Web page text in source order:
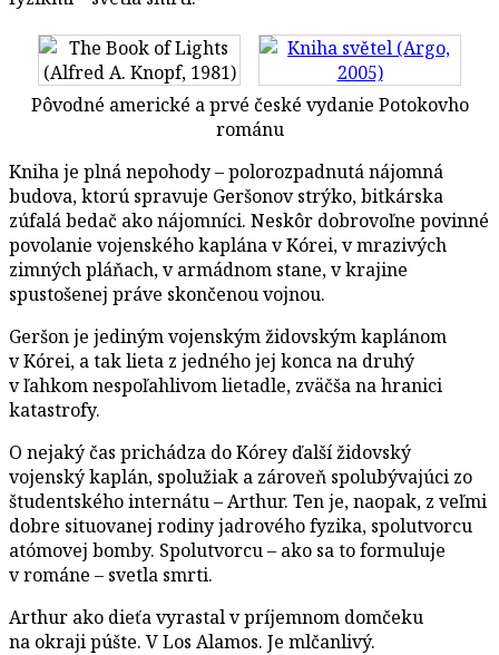
Pôvodné americké a prvé české vydanie Potokovho
románu
Kniha je plná nepohody – polorozpadnutá nájomná
budova, ktorú spravuje Geršonov strýko, bitkárska
zúfalá bedač ako nájomníci. Neskôr dobrovoľne povinné
povolanie vojenského kaplána v Kórei, v mrazivých
zimných pláňach, v armádnom stane, v krajine
spustošenej práve skončenou vojnou.
Geršon je jediným vojenským židovským kaplánom
v Kórei, a tak lieta z jedného jej konca na druhý
v ľahkom nespoľahlivom lietadle, zväčša na hranici
katastrofy.
O nejaký čas prichádza do Kórey ďalší židovský
vojenský kaplán, spolužiak a zároveň spolubývajúci zo
študentského internátu – Arthur. Ten je, naopak, z veľmi
dobre situovanej rodiny jadrového fyzika, spolutvorcu
atómovej bomby. Spolutvorcu – ako sa to formuluje
v románe – svetla smrti.
Arthur ako dieťa vyrastal v príjemnom domčeku
na okraji púšte. V Los Alamos. Je mlčanlivý.